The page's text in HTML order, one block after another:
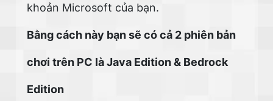
khoản Microsoft của bạn.
Bằng cách này bạn sẽ có cả 2 phiên bản
chơi trên PC là Java Edition & Bedrock
Edition